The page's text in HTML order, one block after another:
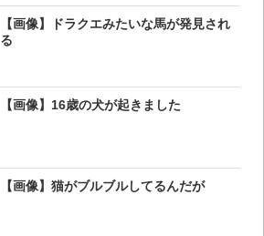
【画像】ドラクエみたいな馬が発見され
る
【画像】16歳の犬が起きました
【画像】猫がブルブルしてるんだが